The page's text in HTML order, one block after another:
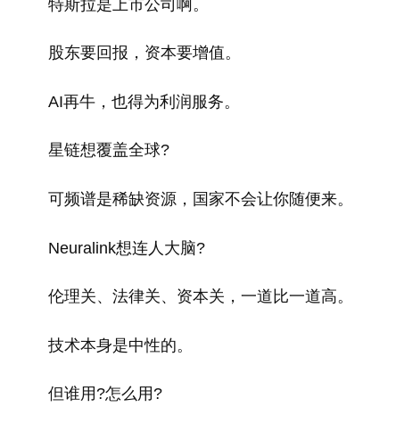
特斯拉是上市公司啊。
股东要回报，资本要增值。
AI再牛，也得为利润服务。
星链想覆盖全球?
可频谱是稀缺资源，国家不会让你随便来。
Neuralink想连人大脑?
伦理关、法律关、资本关，一道比一道高。
技术本身是中性的。
但谁用?怎么用?